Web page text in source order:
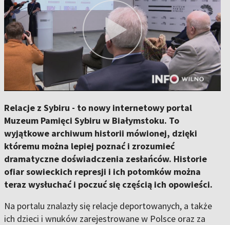
Relacje z Sybiru - to nowy internetowy portal
Muzeum Pamięci Sybiru w Białymstoku. To
wyjątkowe archiwum historii mówionej, dzięki
któremu można lepiej poznać i zrozumieć
dramatyczne doświadczenia zesłańców. Historie
ofiar sowieckich represji i ich potomków można
teraz wysłuchać i poczuć się częścią ich opowieści.
Na portalu znalazły się relacje deportowanych, a także
ich dzieci i wnuków zarejestrowane w Polsce oraz za